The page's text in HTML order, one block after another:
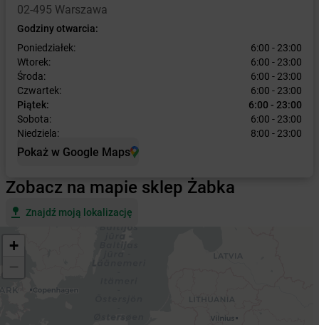
02-495 Warszawa
Godziny otwarcia:
Poniedziałek:
6:00 - 23:00
Wtorek:
6:00 - 23:00
Środa:
6:00 - 23:00
Czwartek:
6:00 - 23:00
Piątek:
6:00 - 23:00
Sobota:
6:00 - 23:00
Niedziela:
8:00 - 23:00
Pokaż w Google Maps
Zobacz na mapie sklep Żabka
Znajdź moją lokalizację
+